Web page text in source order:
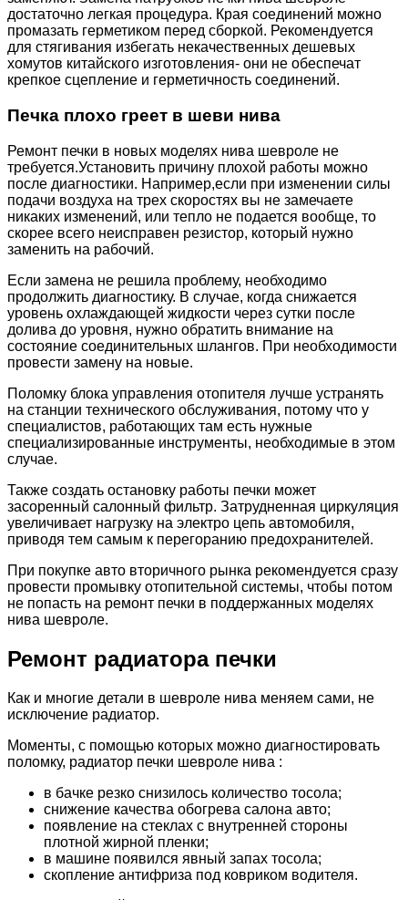
достаточно легкая процедура. Края соединений можно
промазать герметиком перед сборкой. Рекомендуется
для стягивания избегать некачественных дешевых
хомутов китайского изготовления- они не обеспечат
крепкое сцепление и герметичность соединений.
Печка плохо греет в шеви нива
Ремонт печки в новых моделях нива шевроле не
требуется.Установить причину плохой работы можно
после диагностики. Например,если при изменении силы
подачи воздуха на трех скоростях вы не замечаете
никаких изменений, или тепло не подается вообще, то
скорее всего неисправен резистор, который нужно
заменить на рабочий.
Если замена не решила проблему, необходимо
продолжить диагностику. В случае, когда снижается
уровень охлаждающей жидкости через сутки после
долива до уровня, нужно обратить внимание на
состояние соединительных шлангов. При необходимости
провести замену на новые.
Поломку блока управления отопителя лучше устранять
на станции технического обслуживания, потому что у
специалистов, работающих там есть нужные
специализированные инструменты, необходимые в этом
случае.
Также создать остановку работы печки может
засоренный салонный фильтр. Затрудненная циркуляция
увеличивает нагрузку на электро цепь автомобиля,
приводя тем самым к перегоранию предохранителей.
При покупке авто вторичного рынка рекомендуется сразу
провести промывку отопительной системы, чтобы потом
не попасть на ремонт печки в поддержанных моделях
нива шевроле.
Ремонт радиатора печки
Как и многие детали в шевроле нива меняем сами, не
исключение радиатор.
Моменты, с помощью которых можно диагностировать
поломку, радиатор печки шевроле нива :
в бачке резко снизилось количество тосола;
снижение качества обогрева салона авто;
появление на стеклах с внутренней стороны
плотной жирной пленки;
в машине появился явный запах тосола;
скопление антифриза под ковриком водителя.